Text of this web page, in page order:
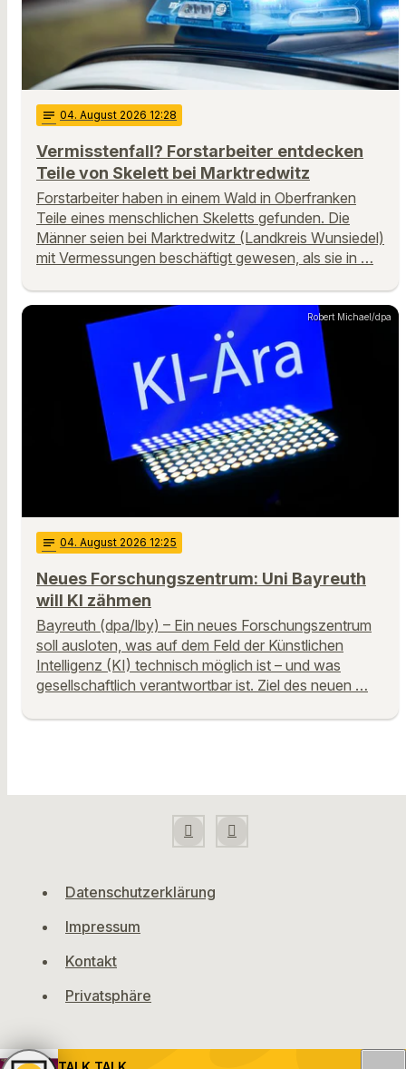
notes 04. August 2026 12:28
Vermisstenfall? Forstarbeiter entdecken
Teile von Skelett bei Marktredwitz
Forstarbeiter haben in einem Wald in Oberfranken
Teile eines menschlichen Skeletts gefunden. Die
Männer seien bei Marktredwitz (Landkreis Wunsiedel)
mit Vermessungen beschäftigt gewesen, als sie in …
Robert Michael/dpa
notes 04. August 2026 12:25
Neues Forschungszentrum: Uni Bayreuth
will KI zähmen
Bayreuth (dpa/lby) – Ein neues Forschungszentrum
soll ausloten, was auf dem Feld der Künstlichen
Intelligenz (KI) technisch möglich ist – und was
gesellschaftlich verantwortbar ist. Ziel des neuen …
Datenschutzerklärung
Impressum
Kontakt
Privatsphäre